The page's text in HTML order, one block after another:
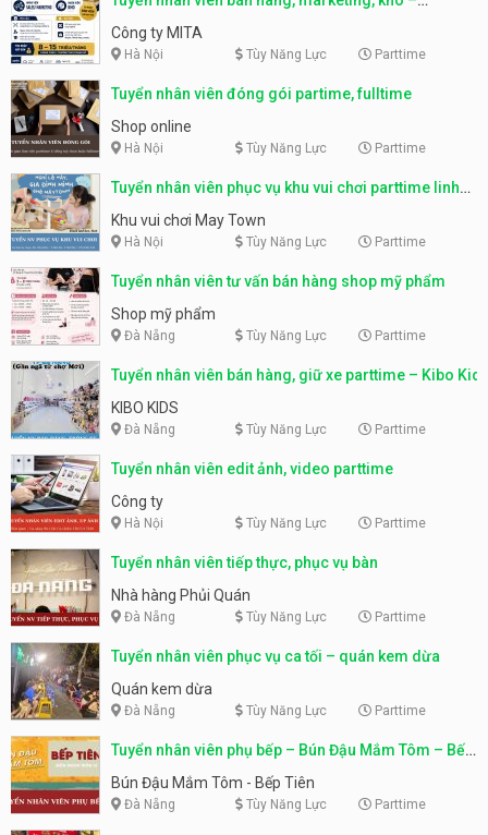
parttime, fulltime
Công ty MITA
Hà Nội Tùy Năng Lực Parttime
Tuyển nhân viên đóng gói partime, fulltime
Shop online
Hà Nội Tùy Năng Lực Parttime
Tuyển nhân viên phục vụ khu vui chơi parttime linh
động
Khu vui chơi May Town
Hà Nội Tùy Năng Lực Parttime
Tuyển nhân viên tư vấn bán hàng shop mỹ phẩm
Shop mỹ phẩm
Đà Nẵng Tùy Năng Lực Parttime
Tuyển nhân viên bán hàng, giữ xe parttime – Kibo Kid
KIBO KIDS
Đà Nẵng Tùy Năng Lực Parttime
Tuyển nhân viên edit ảnh, video parttime
Công ty
Hà Nội Tùy Năng Lực Parttime
Tuyển nhân viên tiếp thực, phục vụ bàn
Nhà hàng Phủi Quán
Đà Nẵng Tùy Năng Lực Parttime
Tuyển nhân viên phục vụ ca tối – quán kem dừa
Quán kem dừa
Đà Nẵng Tùy Năng Lực Parttime
Tuyển nhân viên phụ bếp – Bún Đậu Mắm Tôm – Bếp
Tiên
Bún Đậu Mắm Tôm - Bếp Tiên
Đà Nẵng Tùy Năng Lực Parttime